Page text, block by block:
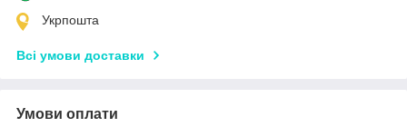
Укрпошта
Всі умови доставки
Умови оплати